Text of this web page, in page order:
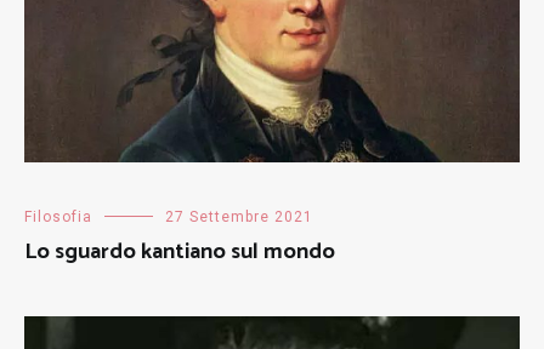
Filosofia 27 Settembre 2021
Lo sguardo kantiano sul mondo